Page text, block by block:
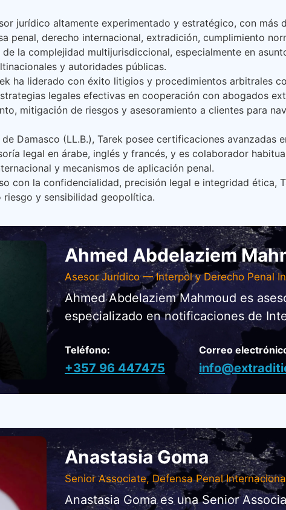
jurídico altamente experimentado y estratégico, con
penal, derecho internacional, extradición, cumplimiento
la complejidad multijurisdiccional, especialmente en
y autoridades públicas.
ha liderado con éxito litigios y procedimientos arbitrales
legales efectivas en cooperación con abogados
mitigación de riesgos y asesoramiento a clientes para
Damasco (LL.B.), Tarek posee certificaciones
legal en árabe, inglés y francés, y es colaborador
y mecanismos de aplicación penal.
con la confidencialidad, precisión legal e integridad ética,
y sensibilidad geopolítica.
Ahmed Abdelaziem
Asesor Jurídico — Interpol y Derecho Penal
Ahmed Abdelaziem Mahmoud es
especializado en notificaciones de
Teléfono:
+357 96 447475
Correo
Anastasia Goma
Senior Associate, Defensa Penal
Anastasia Goma es una Senior